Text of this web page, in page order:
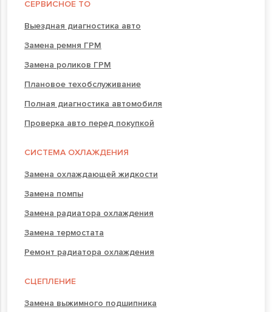
СЕРВИСНОЕ ТО
Выездная диагностика авто
Замена ремня ГРМ
Замена роликов ГРМ
Плановое техобслуживание
Полная диагностика автомобиля
Проверка авто перед покупкой
СИСТЕМА ОХЛАЖДЕНИЯ
Замена охлаждающей жидкости
Замена помпы
Замена радиатора охлаждения
Замена термостата
Ремонт радиатора охлаждения
СЦЕПЛЕНИЕ
Замена выжимного подшипника